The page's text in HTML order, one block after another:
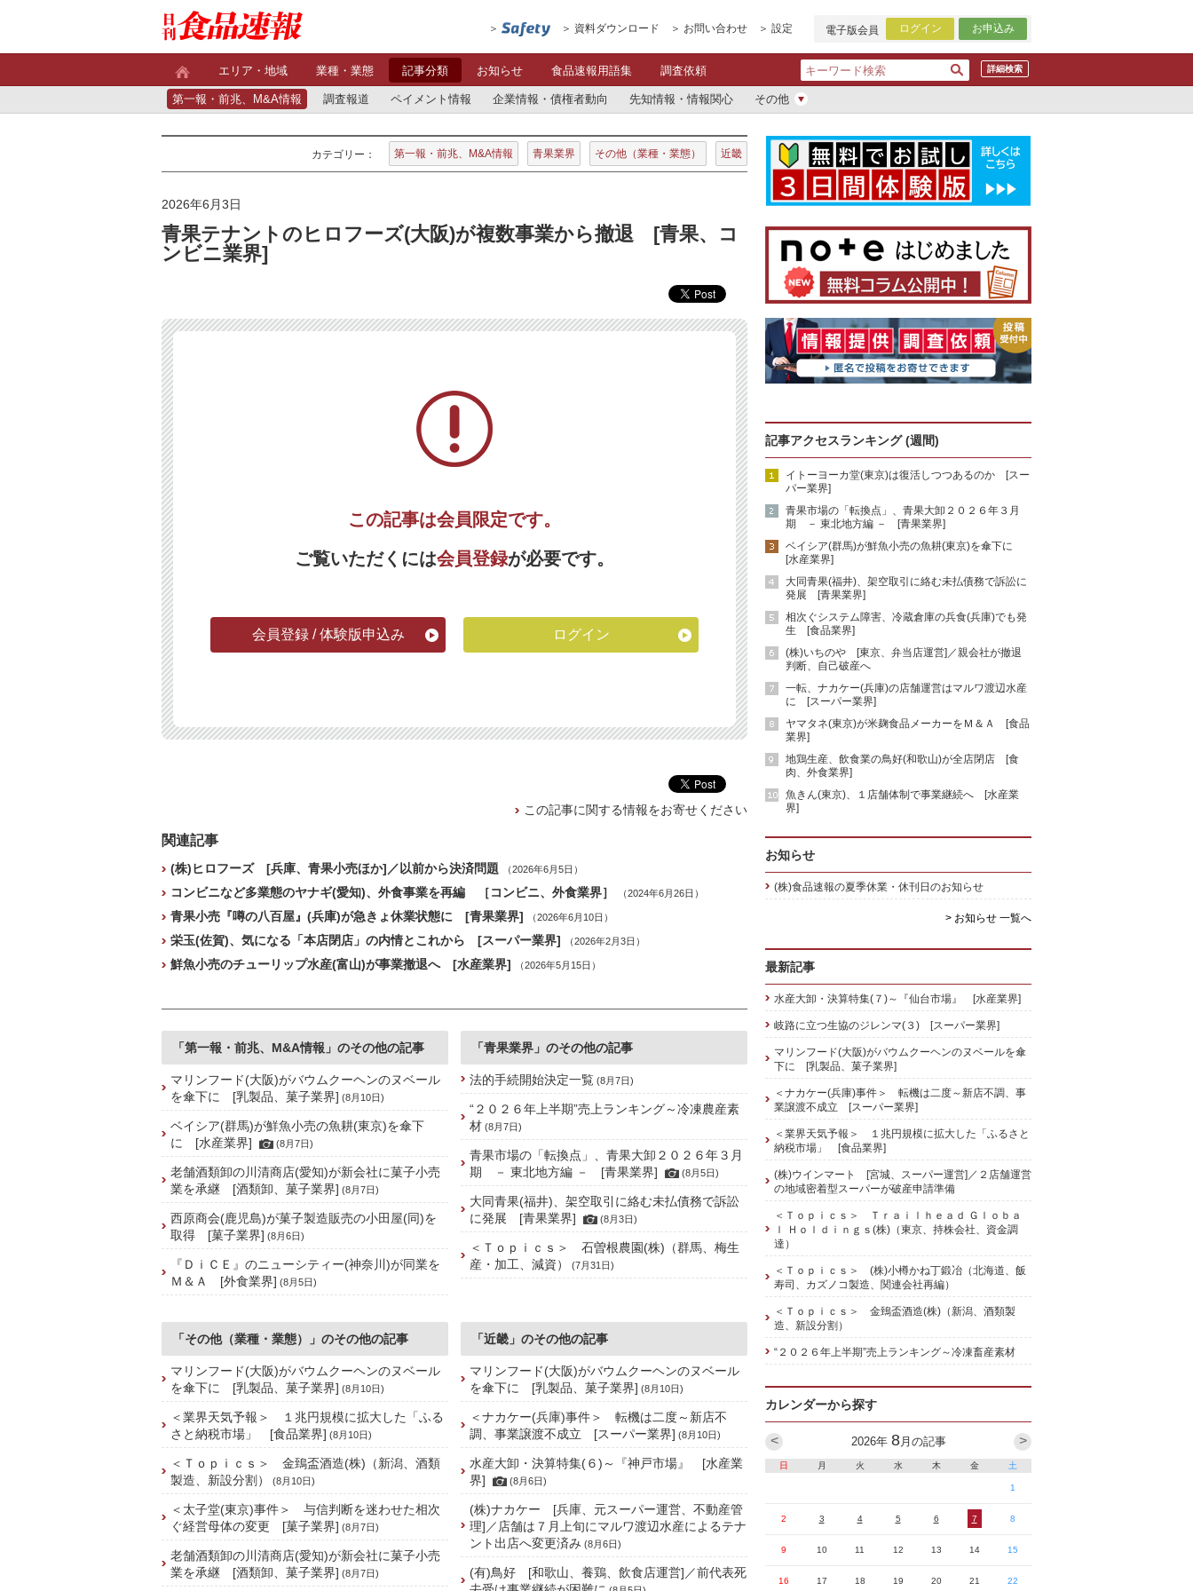
資料ダウンロード お問い合わせ 設定 電子版会員 ログイン お申込み
詳細検索
エリア・地域 業種・業態 記事分類 お知らせ 食品速報用語集 調査依頼
第一報・前兆、M&A情報 調査報道 ペイメント情報 企業情報・債権者動向 先知情報・情報関心 その他
カテゴリー： 第一報・前兆、M&A情報 青果業界 その他（業種・業態） 近畿
2026年6月3日
青果テナントのヒロフーズ(大阪)が複数事業から撤退 [青果、コ
ンビニ業界]
この記事は会員限定です。
ご覧いただくには会員登録が必要です。
会員登録 / 体験版申込み ログイン
この記事に関する情報をお寄せください
関連記事
(株)ヒロフーズ [兵庫、青果小売ほか]／以前から決済問題 （2026年6月5日）
コンビニなど多業態のヤナギ(愛知)、外食事業を再編 ［コンビニ、外食業界］ （2024年6月26日）
青果小売『噂の八百屋』(兵庫)が急きょ休業状態に [青果業界] （2026年6月10日）
栄玉(佐賀)、気になる「本店閉店」の内情とこれから [スーパー業界] （2026年2月3日）
鮮魚小売のチューリップ水産(富山)が事業撤退へ [水産業界] （2026年5月15日）
「第一報・前兆、M&A情報」のその他の記事
マリンフード(大阪)がバウムクーヘンのヌベール
を傘下に [乳製品、菓子業界] (8月10日)
ベイシア(群馬)が鮮魚小売の魚耕(東京)を傘下
に [水産業界]
(8月7日)
老舗酒類卸の川清商店(愛知)が新会社に菓子小売
業を承継 [酒類卸、菓子業界] (8月7日)
西原商会(鹿児島)が菓子製造販売の小田屋(同)を
取得 [菓子業界] (8月6日)
『ＤｉＣＥ』のニューシティー(神奈川)が同業を
Ｍ＆Ａ [外食業界] (8月5日)
「青果業界」のその他の記事
法的手続開始決定一覧 (8月7日)
“２０２６年上半期”売上ランキング～冷凍農産素
材 (8月7日)
青果市場の「転換点」、青果大卸２０２６年３月
期 － 東北地方編 － [青果業界]
(8月5日)
大同青果(福井)、架空取引に絡む未払債務で訴訟
に発展 [青果業界]
(8月3日)
＜Ｔｏｐｉｃｓ＞ 石曽根農園(株)（群馬、梅生
産・加工、減資）
(7月31日)
「その他（業種・業態）」のその他の記事
マリンフード(大阪)がバウムクーヘンのヌベール
を傘下に [乳製品、菓子業界] (8月10日)
＜業界天気予報＞ １兆円規模に拡大した「ふる
さと納税市場」 [食品業界] (8月10日)
＜Ｔｏｐｉｃｓ＞ 金鵄盃酒造(株)（新潟、酒類
製造、新設分割）
(8月10日)
＜太子堂(東京)事件＞ 与信判断を迷わせた相次
ぐ経営母体の変更 [菓子業界] (8月7日)
老舗酒類卸の川清商店(愛知)が新会社に菓子小売
業を承継 [酒類卸、菓子業界] (8月7日)
「近畿」のその他の記事
マリンフード(大阪)がバウムクーヘンのヌベール
を傘下に [乳製品、菓子業界] (8月10日)
＜ナカケー(兵庫)事件＞ 転機は二度～新店不
調、事業譲渡不成立 [スーパー業界] (8月10日)
水産大卸・決算特集(６)～『神戸市場』 [水産業
界]
(8月6日)
(株)ナカケー [兵庫、元スーパー運営、不動産管
理]／店舗は７月上旬にマルワ渡辺水産によるテナ
ント出店へ変更済み (8月6日)
(有)鳥好 [和歌山、養鶏、飲食店運営]／前代表死
記事アクセスランキング (週間)
イトーヨーカ堂(東京)は復活しつつあるのか [スー
パー業界]
青果市場の「転換点」、青果大卸２０２６年３月
期 － 東北地方編 － [青果業界]
ベイシア(群馬)が鮮魚小売の魚耕(東京)を傘下に
[水産業界]
大同青果(福井)、架空取引に絡む未払債務で訴訟に
発展 [青果業界]
相次ぐシステム障害、冷蔵倉庫の兵食(兵庫)でも発
生 [食品業界]
(株)いちのや [東京、弁当店運営]／親会社が撤退
判断、自己破産へ
一転、ナカケー(兵庫)の店舗運営はマルワ渡辺水産
に [スーパー業界]
ヤマタネ(東京)が米麹食品メーカーをＭ＆Ａ [食品
業界]
地鶏生産、飲食業の鳥好(和歌山)が全店閉店 [食
肉、外食業界]
魚きん(東京)、１店舗体制で事業継続へ [水産業
界]
お知らせ
(株)食品速報の夏季休業・休刊日のお知らせ
> お知らせ 一覧へ
最新記事
水産大卸・決算特集(７)～『仙台市場』 [水産業界]
岐路に立つ生協のジレンマ(３) [スーパー業界]
マリンフード(大阪)がバウムクーヘンのヌベールを傘
下に [乳製品、菓子業界]
＜ナカケー(兵庫)事件＞ 転機は二度～新店不調、事
業譲渡不成立 [スーパー業界]
＜業界天気予報＞ １兆円規模に拡大した「ふるさと
納税市場」 [食品業界]
(株)ウインマート [宮城、スーパー運営]／２店舗運営
の地域密着型スーパーが破産申請準備
＜Ｔｏｐｉｃｓ＞ Ｔｒａｉｌｈｅａｄ Ｇｌｏｂａ
ｌ Ｈｏｌｄｉｎｇｓ(株)（東京、持株会社、資金調
達）
＜Ｔｏｐｉｃｓ＞ (株)小樽かね丁鍛冶（北海道、飯
寿司、カズノコ製造、関連会社再編）
＜Ｔｏｐｉｃｓ＞ 金鵄盃酒造(株)（新潟、酒類製
造、新設分割）
“２０２６年上半期”売上ランキング～冷凍畜産素材
カレンダーから探す
2026年 8月の記事 >
<
日 月 火 水 木 金 土
1
2 3 4 5 6 7 8
9 10 11 12 13 14 15
16 17 18 19 20 21 22